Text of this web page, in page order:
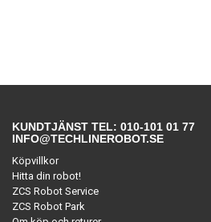
KUNDTJÄNST TEL: 010-101 01 77
INFO@TECHLINEROBOT.SE
Köpvillkor
Hitta din robot!
ZCS Robot Service
ZCS Robot Park